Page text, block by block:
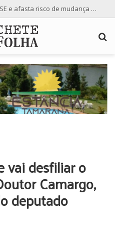
PSD de Maringá vence no TSE e afasta risco de mudança nas cadeiras da Câmara
vai desfiliar o
Camargo,
deputado